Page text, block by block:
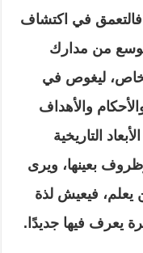
في اكتشاف
توسع من مدارك
ليغوص في
والأهداف
التاريخية
بعينها، ويرى
يعلم، فيعيش لذة
يعرف فيها جديدًا.